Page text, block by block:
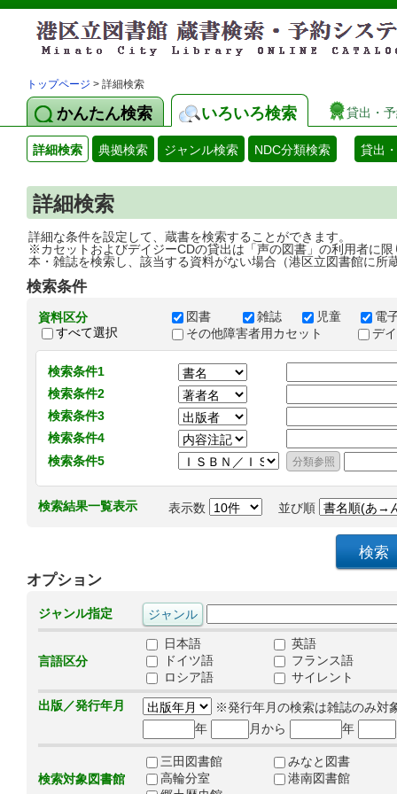
トップページ > 詳細検索
かんたん検索 いろいろ検索 貸出・
詳細検索 典拠検索 ジャンル検索 NDC分類検索 貸出
詳細検索
詳細な条件を設定して、蔵書を検索することができます。
※カセットおよびデイジーCDの貸出は「声の図書」の利用者に限
本・雑誌を検索し、該当する資料がない場合（港区立図書館に所
検索条件
資料区分
すべて選択
図書 雑誌 児童
電
その他障害者用カセット
デ
検索条件1
検索条件2
検索条件3
検索条件4
検索条件5
検索結果一覧表示 表示数 並び順
オプション
ジャンル指定
言語区分
日本語
英語
ドイツ語
フランス語
ロシア語
サイレント
出版／発行年月
※発行年月の検索は雑誌のみ対
年
月から 年
検索対象図書館
三田図書館
みなと図書
高輪分室
港南図書館